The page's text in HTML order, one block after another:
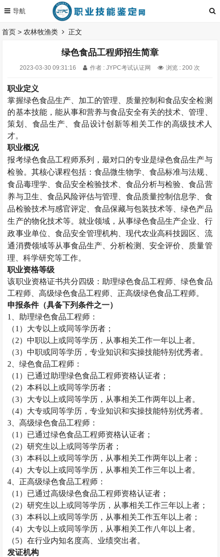
首页 > 农林牧渔类 正文
绿色食品工程师招生简章
2023-03-30 09:31:16 作者 : JYPC考试认证网 浏览 : 200 次
职业定义
掌握绿色食品生产、加工的管理、质量控制和食品安全检测
的基本技能，能从事和营养与食品安全有关的技术、管理、
策划、食品生产、食品设计创新等相关工作的高级技术人
才。
职业概况
报考绿色食品工程师系列，最对口的专业是绿色食品生产与
检验。其核心课程包括：食品微生物学、食品标准与法规、
食品毒理学、食品安全检验技术、食品分析与检验、食品营
养与卫生、食品风险评估与管理、食品质量控制信息学、食
品检验技术与感官评定、食品保藏与包装技术等、绿色产品
生产的物化技术等。就业领域，从事绿色食品生产企业、行
政事业单位、食品安全管理机构、现代农业高科技园区、流
通消费领域等从事食品生产、分析检测、安全评价、质量管
理、科学研究等工作。
职业资格等级
该职业资格证书共分四级：助理绿色食品工程师 、绿色食品
工程师 、高级绿色食品工程师 、正高级绿色食品工程师。
申报条件（具备下列条件之一）
1、助理绿色食品工程师 ：
（1）大专以上或同等学历者；
（2）中职以上或同等学历，从事相关工作一年以上者。
（3）中职或同等学历，专业知识和实操技能特别优秀者。
2、绿色食品工程师 ：
（1）已通过助理绿色食品工程师资格认证者；
（2）本科以上或同等学历者；
（3）大专以上或同等学历，从事相关工作两年以上者。
（4）大专或同等学历，专业知识和实操技能特别优秀者。
3、高级绿色食品工程师 ：
（1）已通过绿色食品工程师资格认证者；
（2）研究生以上或同等学历者；
（3）本科以上或同等学历，从事相关工作两年以上者；
（4）大专以上或同等学历，从事相关工作三年以上者。
4、正高级绿色食品工程师 ：
（1）已通过高级绿色食品工程师资格认证者；
（2）研究生以上或同等学历，从事相关工作三年以上者；
（3）本科以上或同等学历，从事相关工作五年以上者；
（4）大专以上或同等学历，从事相关工作八年以上者。
（5）在行业内知名度高、业绩突出者。
发证机构